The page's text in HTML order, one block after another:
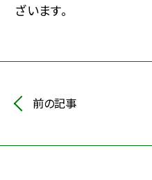
ざいます。
前の記事